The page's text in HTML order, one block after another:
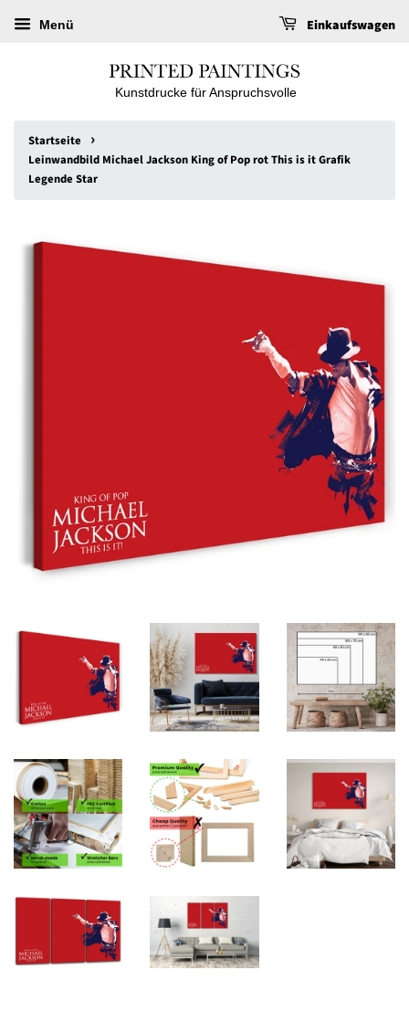
Menü Einkaufswagen
Kunstdrucke für Anspruchsvolle
Startseite ›
Leinwandbild Michael Jackson King of Pop rot This is it Grafik
Legende Star